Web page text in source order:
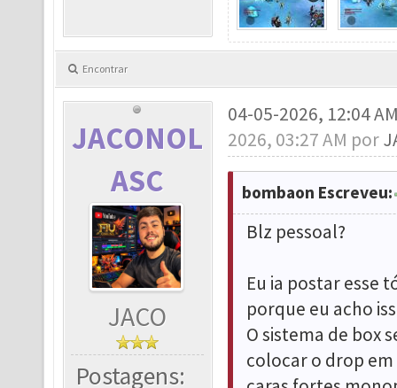
Encontrar
JACONOL
ASC
JACO
Postagens:
04-05-2026, 12:04
2026, 03:27 AM por
bombaon Escreveu:
Blz pessoal?
Eu ia postar esse
porque eu acho
O sistema de box
colocar o drop